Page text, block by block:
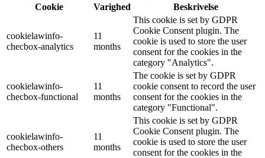
Cookie
Varighed Beskrivelse
cookielawinfo-
checbox-analytics
11
months
This cookie is set by GDPR
Cookie Consent plugin. The
cookie is used to store the user
consent for the cookies in the
category "Analytics".
cookielawinfo-
checbox-functional
11
months
The cookie is set by GDPR
cookie consent to record the user
consent for the cookies in the
category "Functional".
cookielawinfo-
checbox-others
11
months
This cookie is set by GDPR
Cookie Consent plugin. The
cookie is used to store the user
consent for the cookies in the